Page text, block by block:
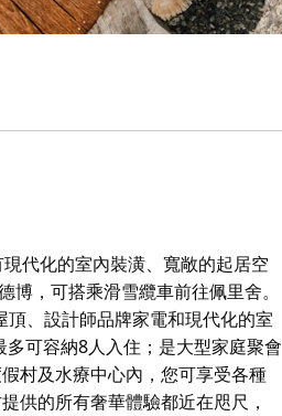
代化的室內裝潢、寬敞的起居空
，可搭乘滑雪纜車前往佩里舍。
、設計師品牌家電和現代化的室
可容納8人入住；是大型家庭聚會
村及水療中心內，您可享受各種
供的所有奢華體驗都近在咫尺，